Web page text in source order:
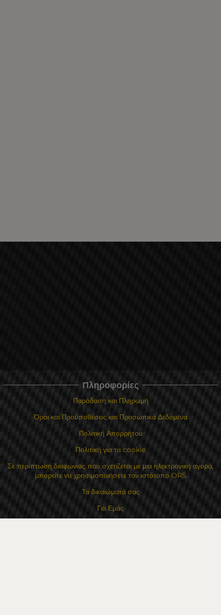
Πληροφορίες
Παράδοση και Πληρωμή
Όροι και Προϋποθέσεις και Προσωπικά Δεδομένα
Πολιτική Απορρήτου
Πολιτική για τα cookie
Σε περίπτωση διαφωνίας που σχετίζεται με μια ηλεκτρονική αγορά,
μπορείτε να χρησιμοποιήσετε τον ιστότοπο ORS
Τα δικαιώματά σας
Για Εμάς